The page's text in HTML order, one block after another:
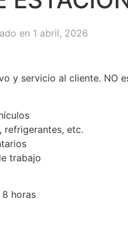
en 1 abril, 2026
y servicio al cliente. NO
refrigerantes, etc.
trabajo
horas